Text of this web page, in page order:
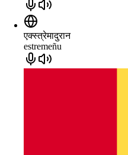
एक्स्त्रेमादुरान
estremeñu